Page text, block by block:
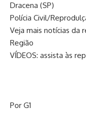
Dracena (SP)
Polícia Civil/
Veja mais notícias da
Região
VÍDEOS: assista às
Por G1